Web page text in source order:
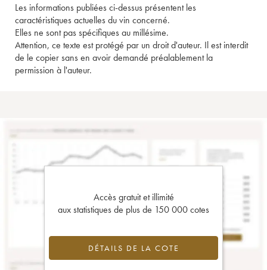
Les informations publiées ci-dessus présentent les
caractéristiques actuelles du vin concerné.
Elles ne sont pas spécifiques au millésime.
Attention, ce texte est protégé par un droit d'auteur. Il est interdit
de le copier sans en avoir demandé préalablement la
permission à l'auteur.
Accès gratuit et illimité
aux statistiques de plus de 150 000 cotes
DÉTAILS DE LA COTE